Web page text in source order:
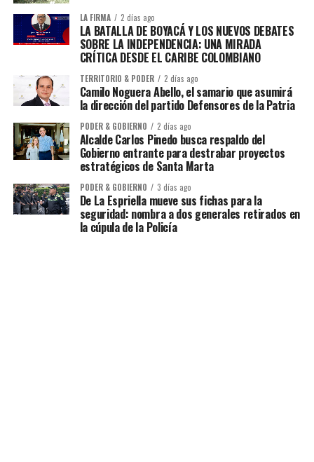
LA FIRMA 2 días ago
LA BATALLA DE BOYACÁ Y LOS NUEVOS DEBATES
SOBRE LA INDEPENDENCIA: UNA MIRADA
CRÍTICA DESDE EL CARIBE COLOMBIANO
TERRITORIO & PODER 2 días ago
Camilo Noguera Abello, el samario que asumirá
la dirección del partido Defensores de la Patria
PODER & GOBIERNO 2 días ago
Alcalde Carlos Pinedo busca respaldo del
Gobierno entrante para destrabar proyectos
estratégicos de Santa Marta
PODER & GOBIERNO 3 días ago
De La Espriella mueve sus fichas para la
seguridad: nombra a dos generales retirados en
la cúpula de la Policía